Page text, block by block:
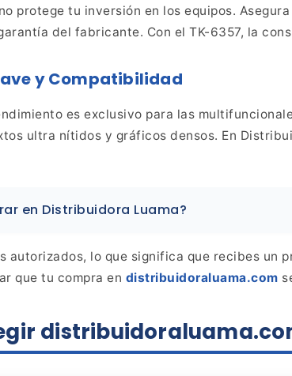
protege tu inversión en los equipos.
del fabricante. Con el TK-6357, la
y Compatibilidad
es exclusivo para las
ultra nítidos y gráficos densos. En
en Distribuidora Luama?
autorizados, lo que significa que recibes
que tu compra en distribuidoraluama.com